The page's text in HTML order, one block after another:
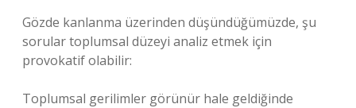
Gözde kanlanma üzerinden düşündüğümüzde, şu
sorular toplumsal düzeyi analiz etmek için
provokatif olabilir:
Toplumsal gerilimler görünür hale geldiğinde